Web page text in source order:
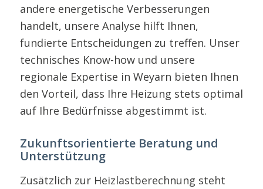
andere energetische Verbesserungen
handelt, unsere Analyse hilft Ihnen,
fundierte Entscheidungen zu treffen. Unser
technisches Know-how und unsere
regionale Expertise in Weyarn bieten Ihnen
den Vorteil, dass Ihre Heizung stets optimal
auf Ihre Bedürfnisse abgestimmt ist.
Zukunftsorientierte Beratung und
Unterstützung
Zusätzlich zur Heizlastberechnung steht